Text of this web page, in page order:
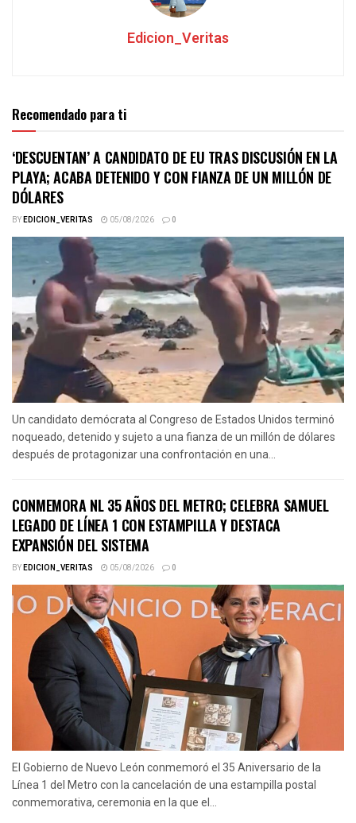
Edicion_Veritas
Recomendado para ti
‘DESCUENTAN’ A CANDIDATO DE EU TRAS DISCUSIÓN EN LA
PLAYA; ACABA DETENIDO Y CON FIANZA DE UN MILLÓN DE
DÓLARES
BYEDICION_VERITAS 05/08/2026 0
Un candidato demócrata al Congreso de Estados Unidos terminó
noqueado, detenido y sujeto a una fianza de un millón de dólares
después de protagonizar una confrontación en una...
CONMEMORA NL 35 AÑOS DEL METRO; CELEBRA SAMUEL
LEGADO DE LÍNEA 1 CON ESTAMPILLA Y DESTACA
EXPANSIÓN DEL SISTEMA
BYEDICION_VERITAS 05/08/2026 0
El Gobierno de Nuevo León conmemoró el 35 Aniversario de la
Línea 1 del Metro con la cancelación de una estampilla postal
conmemorativa, ceremonia en la que el...